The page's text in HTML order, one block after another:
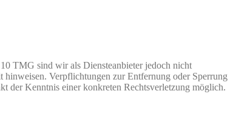
TMG sind wir als Diensteanbieter jedoch nicht
Verpflichtungen zur Entfernung oder Sperrung
der Kenntnis einer konkreten Rechtsverletzung möglich.